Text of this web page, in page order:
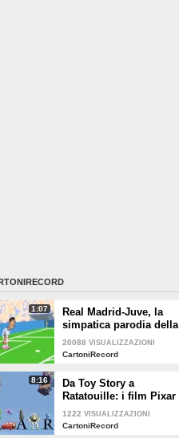
1:07
Real Madrid-Juve, la
simpatica parodia della
semifinale Champions
20088 VISUALIZZAZIONI
CartoniRecord
8:16
Da Toy Story a
Ratatouille: i film Pixar
sono interconnessi,
ecco la teoria
1222 VISUALIZZAZIONI
CartoniRecord